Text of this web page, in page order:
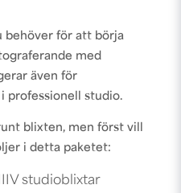
behöver för att börja
med
även för
professionell studio.
blixten, men först vill
i detta paketet:
studioblixtar